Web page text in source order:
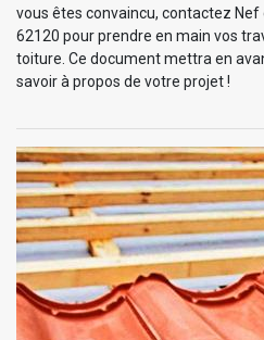
vous êtes convaincu, contactez Nef
62120 pour prendre en main vos
toiture. Ce document mettra en
savoir à propos de votre projet !